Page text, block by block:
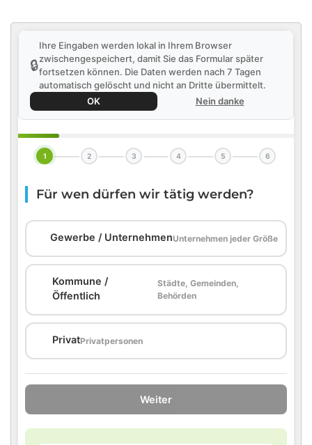
🔒
Ihre Eingaben werden lokal in Ihrem Browser
zwischengespeichert, damit Sie das Formular später
fortsetzen können. Die Daten werden nach 7 Tagen
automatisch gelöscht und nicht an Dritte übermittelt.
OK
Nein danke
1 2 3 4 5 6
Für wen dürfen wir tätig werden?
Gewerbe / UnternehmenUnternehmen jeder Größe
Kommune /
Öffentlich
Städte, Gemeinden,
Behörden
PrivatPrivatpersonen
Weiter